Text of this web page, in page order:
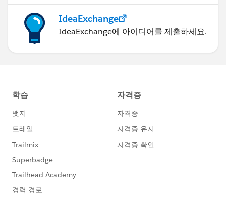
Weekly,Monthly but that is also not showing in list...
IdeaExchange
IdeaExchange에 아이디어를 제출하세요.